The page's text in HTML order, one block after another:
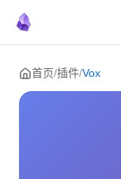
Skip to content
首页/插件/Vox